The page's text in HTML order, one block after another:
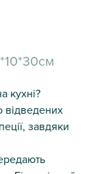
кухні?
відведених
завдяки